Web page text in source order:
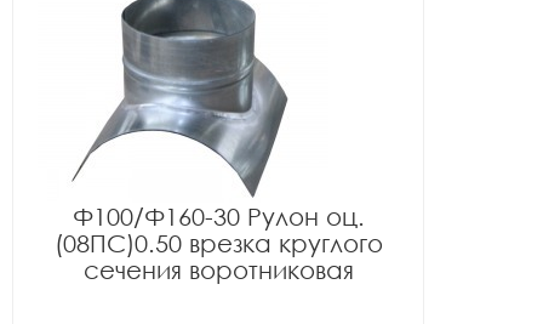
Ф100/Ф160-30 Рулон оц.
(08ПС)0.50 врезка круглого
сечения воротниковая